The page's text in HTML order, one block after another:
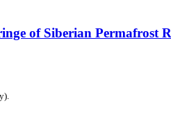
of Siberian Permafrost